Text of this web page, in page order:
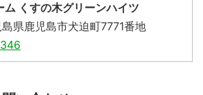
ム くすの木グリーンハイツ
県鹿児島市犬迫町7771番地